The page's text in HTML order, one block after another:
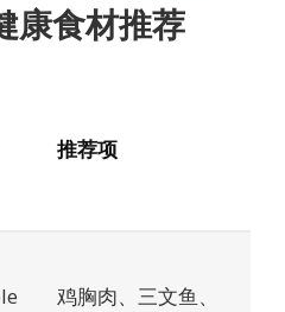
康食材推荐
推荐项
鸡胸肉、三文鱼、